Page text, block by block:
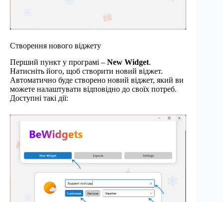
Створення нового віджету
Перший пункт у програмі – New Widget.
Натисніть його, щоб створити новий віджет.
Автоматично буде створено новий віджет, який ви
можете налаштувати відповідно до своїх потреб.
Доступні такі дії: